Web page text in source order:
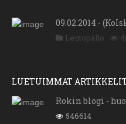
09.02.2014 -
Lentopallo
LUETUIMMAT
Rokin blogi -
546614